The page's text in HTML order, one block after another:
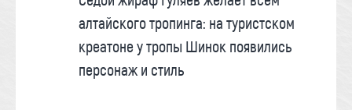
алтайского тропинга: на туристском
креатоне у тропы Шинок появились
персонаж и стиль